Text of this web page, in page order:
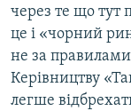
через те що тут
це і «чорний
не за
Керівництву
легше